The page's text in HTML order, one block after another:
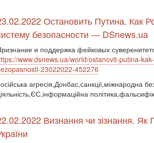
Остановить Путина. Как
безопасности — DSnews.ua
и поддержка фейковых
www.dsnews.ua/world/ostanovit-putina-
23022022-452276
агресія,Донбас,санкції,міжнародна
Визнання чи зізнання. Як